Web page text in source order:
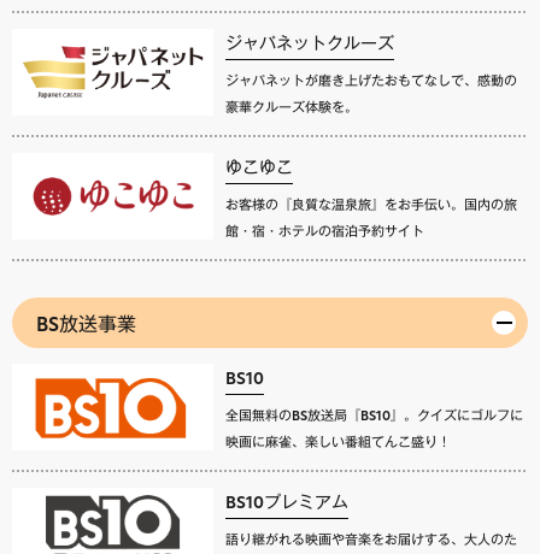
ジャパネットクルーズ
ジャパネットが磨き上げたおもてなしで、感動の
豪華クルーズ体験を。
ゆこゆこ
お客様の『良質な温泉旅』をお手伝い。国内の旅
館・宿・ホテルの宿泊予約サイト
BS放送事業
BS10
全国無料のBS放送局『BS10』。クイズにゴルフに
映画に麻雀、楽しい番組てんこ盛り！
BS10プレミアム
語り継がれる映画や音楽をお届けする、大人のた